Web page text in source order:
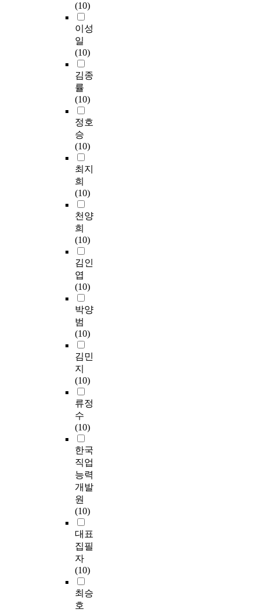
(10)
이성
일
(10)
김종
률
(10)
정호
승
(10)
최지
희
(10)
천양
희
(10)
김인
엽
(10)
박양
범
(10)
김민
지
(10)
류정
수
(10)
한국
직업
능력
개발
원
(10)
대표
집필
자
(10)
최승
호